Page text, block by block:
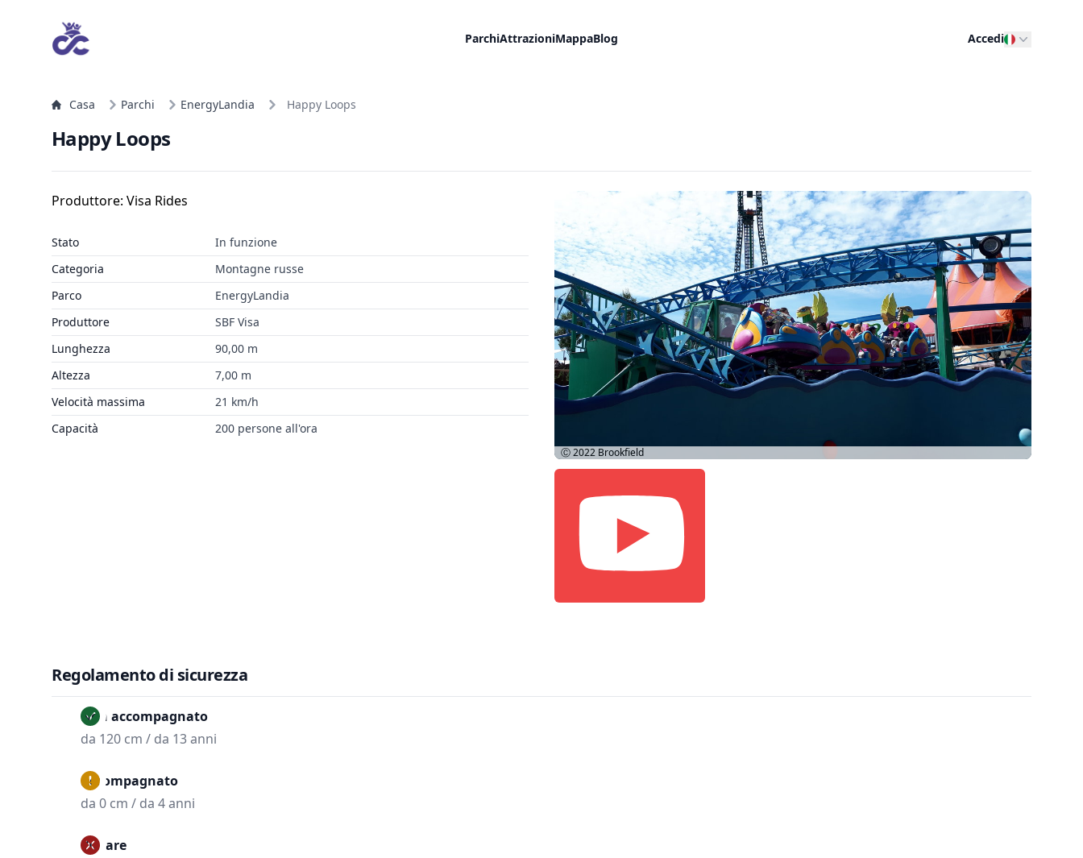
ParchiAttrazioniMappaBlog Accedi
Casa Parchi EnergyLandia Happy Loops
Happy Loops
Produttore: Visa Rides
Stato
In funzione
Categoria
Montagne russe
Parco
EnergyLandia
Produttore
SBF Visa
Lunghezza
90,00 m
Altezza
7,00 m
Velocità massima
21 km/h
Capacità
200 persone all'ora
Ⓒ 2022 Brookfield
Regolamento di sicurezza
Non accompagnato
da 120 cm / da 13 anni
Accompagnato
da 0 cm / da 4 anni
Vietare